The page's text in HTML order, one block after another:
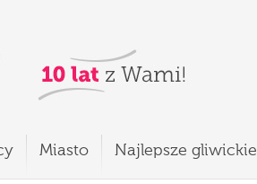
Miasto Najlepsze gliwickie